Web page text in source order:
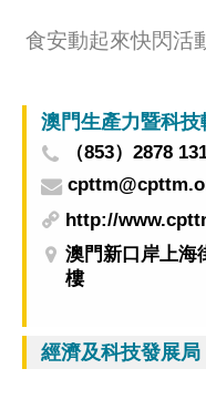
食安動起來快閃活動順利舉
澳門生產力暨科技
（853）2878
http://
澳門新口岸上海
樓
經濟及科技發展局